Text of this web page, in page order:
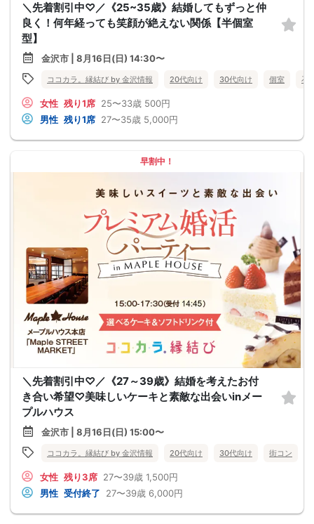
＼先着割引中♡／《25~35歳》結婚してもずっと仲
良く！何年経っても笑顔が絶えない関係【半個室
型】
金沢市 | 8月16日(日) 14:30〜
ココカラ。縁結び by 金沢情報 20代向け 30代向け 個室 石
女性 残り1席 25〜33歳 500円
男性 残り1席 27〜35歳 5,000円
早割中！
＼先着割引中♡／《27～39歳》結婚を考えたお付
き合い希望♡美味しいケーキと素敵な出会いinメー
プルハウス
金沢市 | 8月16日(日) 15:00〜
ココカラ。縁結び by 金沢情報 20代向け 30代向け 街コン
女性 残り3席 27〜39歳 1,500円
男性 受付終了 27〜39歳 6,000円